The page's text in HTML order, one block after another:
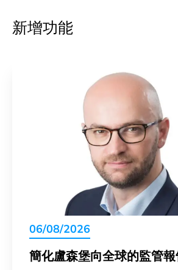
新增功能
06/08/2026
簡化盧森堡向全球的監管